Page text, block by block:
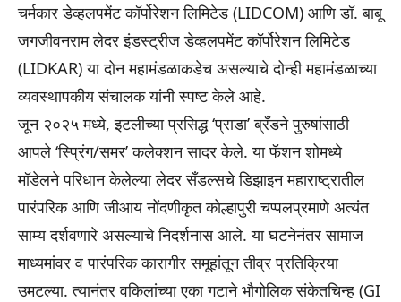
चर्मकार डेव्हलपमेंट कॉर्पोरेशन लिमिटेड (LIDCOM) आणि डॉ. बाबू
जगजीवनराम लेदर इंडस्ट्रीज डेव्हलपमेंट कॉर्पोरेशन लिमिटेड
(LIDKAR) या दोन महामंडळाकडेच असल्याचे दोन्ही महामंडळाच्या
व्यवस्थापकीय संचालक यांनी स्पष्ट केले आहे.
जून २०२५ मध्ये, इटलीच्या प्रसिद्ध ‘प्राडा’ ब्रँडने पुरुषांसाठी
आपले ‘स्प्रिंग/समर’ कलेक्शन सादर केले. या फॅशन शोमध्ये
मॉडेलने परिधान केलेल्या लेदर सँडल्सचे डिझाइन महाराष्ट्रातील
पारंपरिक आणि जीआय नोंदणीकृत कोल्हापुरी चप्पलप्रमाणे अत्यंत
साम्य दर्शवणारे असल्याचे निदर्शनास आले. या घटनेनंतर सामाज
माध्यमांवर व पारंपरिक कारागीर समूहांतून तीव्र प्रतिक्रिया
उमटल्या. त्यानंतर वकिलांच्या एका गटाने भौगोलिक संकेतचिन्ह (GI